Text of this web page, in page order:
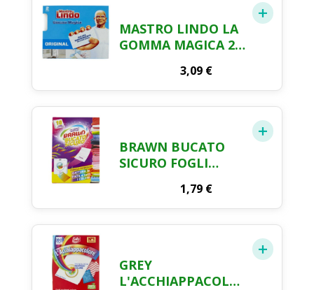
FRAGRANZA FIORI
BIANCHI CON
PERLE DI PROFUMO
BIODEGRADABILI
1250 ML
MASTRO LINDO LA
GOMMA MAGICA 2
3,09 €
BRAWN BUCATO
SICURO FOGLI
1,79 €
GREY
L'ACCHIAPPACOLORE